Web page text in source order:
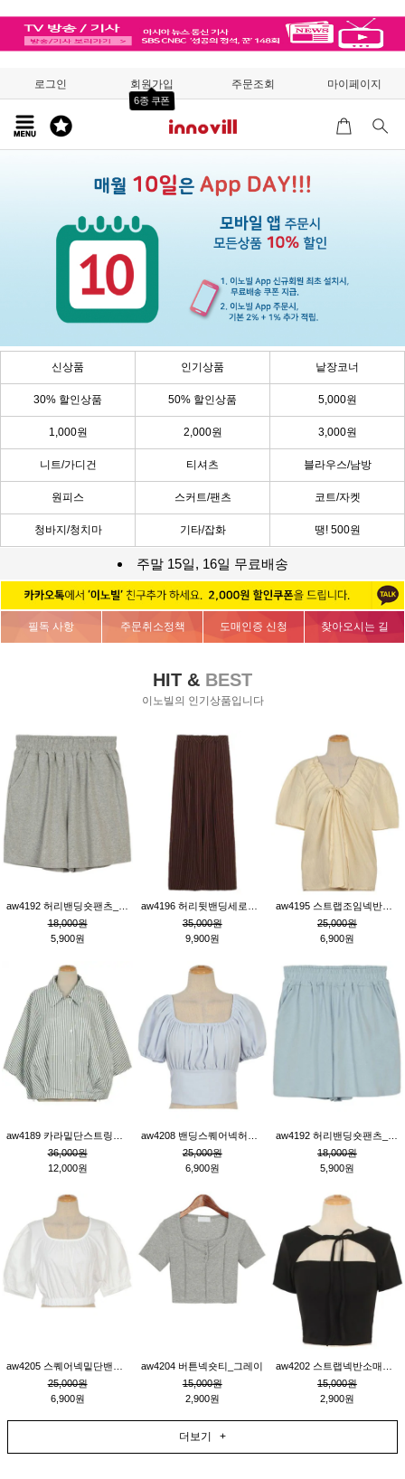
로그인 회원가입
6종 쿠폰
주문조회 마이페이지
신상품 인기상품 낱장코너
30% 할인상품 50% 할인상품 5,000원
1,000원 2,000원 3,000원
니트/가디건 티셔츠 블라우스/남방
원피스 스커트/팬츠 코트/자켓
청바지/청치마 기타/잡화 땡! 500원
주말 15일, 16일 무료배송
필독 사항 주문취소정책 도매인증 신청 찾아오시는 길
HIT & BEST
이노빌의 인기상품입니다
18,000원
5,900원
35,000원
9,900원
25,000원
6,900원
36,000원
12,000원
25,000원
6,900원
18,000원
5,900원
25,000원
6,900원
aw4204 버튼넥숏티_그레이
15,000원
2,900원
15,000원
2,900원
더보기 +